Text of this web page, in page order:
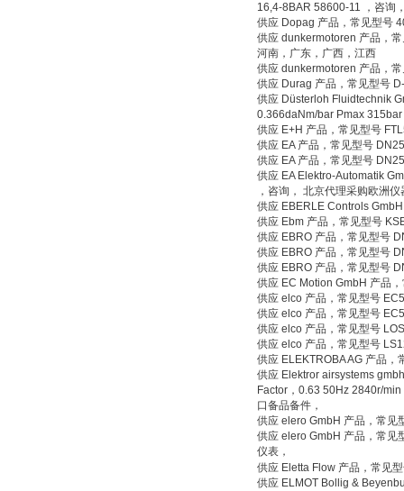
16,4-8BAR 58600-11 ，咨询
供应 Dopag 产品，常见型号
供应 dunkermotoren 产品，
河南，广东，广西，江西
供应 dunkermotoren 产品，
供应 Durag 产品，常见型号
供应 Düsterloh Fluidtechnik
0.366daNm/bar Pmax
供应 E+H 产品，常见型号
供应 EA 产品，常见型号
供应 EA 产品，常见型号
供应 EA Elektro-Automatik
，咨询， 北京代理采购欧洲
供应 EBERLE Controls
供应 Ebm 产品，常见型号
供应 EBRO 产品，常见型号
供应 EBRO 产品，常见型号
供应 EBRO 产品，常见型号
供应 EC Motion GmbH 产品
供应 elco 产品，常见型号
供应 elco 产品，常见型号
供应 elco 产品，常见型号
供应 elco 产品，常见型号
供应 ELEKTROBA AG 产品
供应 Elektror airsystems
Factor，0.63 50Hz 2840r/
口备品备件，
供应 elero GmbH 产品，常见
供应 elero GmbH 产品，常见
仪表，
供应 Eletta Flow 产品，常见
供应 ELMOT Bollig &